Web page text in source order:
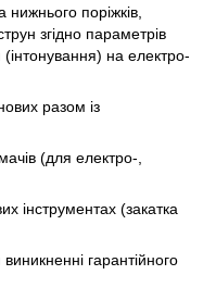
поріжків,
згідно параметрів
на електро-
разом із
(для електро-,
інструментах (закатка
гарантійного